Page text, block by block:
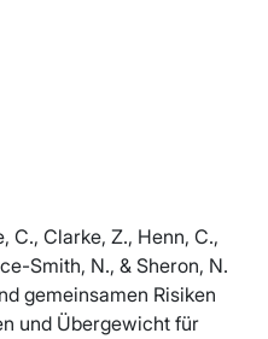
C., Clarke, Z., Henn, C.,
Smith, N., & Sheron, N.
gemeinsamen Risiken
und Übergewicht für